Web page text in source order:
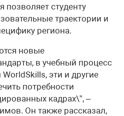
позволяет студенту
траектории и
региона.
новые
в учебный процесс
эти и другие
потребности
кадрах\”, –
Он также рассказал,